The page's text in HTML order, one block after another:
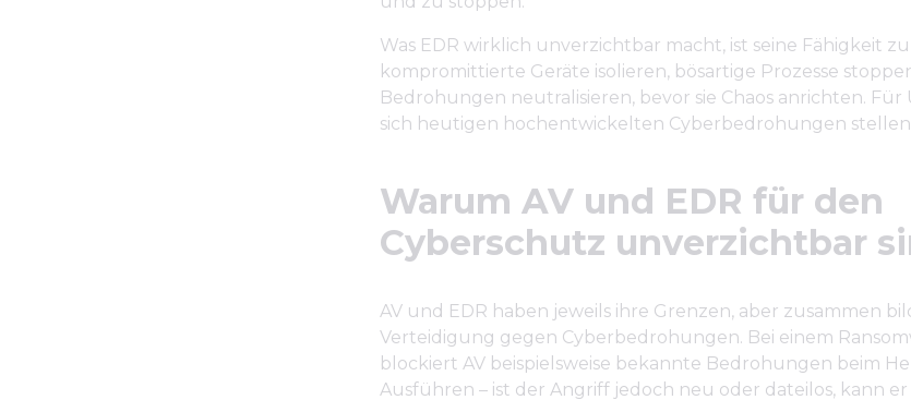
Was EDR wirklich unverzichtbar macht, ist seine Fähigkeit
kompromittierte Geräte isolieren, bösartige Prozesse
Bedrohungen neutralisieren, bevor sie Chaos anrichten.
sich heutigen hochentwickelten Cyberbedrohungen stellen,
Warum AV und EDR für den
Cyberschutz unverzichtbar
AV und EDR haben jeweils ihre Grenzen, aber zusammen
Verteidigung gegen Cyberbedrohungen. Bei einem
blockiert AV beispielsweise bekannte Bedrohungen beim
Ausführen – ist der Angriff jedoch neu oder dateilos, kann